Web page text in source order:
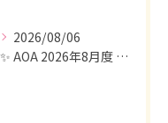
2026/08/06
✨ AOA 2026年8月度 表彰式レポート ✨